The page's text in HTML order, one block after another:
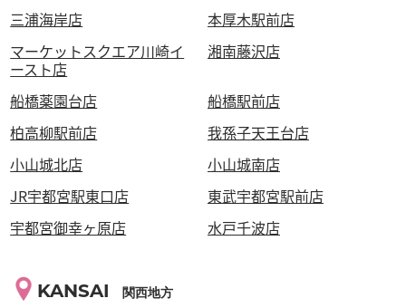
三浦海岸店
本厚木駅前店
マーケットスクエア川崎イ
ースト店
湘南藤沢店
船橋薬園台店
船橋駅前店
柏高柳駅前店
我孫子天王台店
小山城北店
小山城南店
JR宇都宮駅東口店
東武宇都宮駅前店
宇都宮御幸ヶ原店
水戸千波店
KANSAI 関西地方